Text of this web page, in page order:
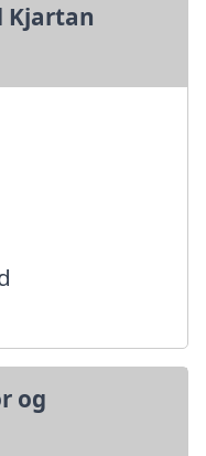
Kjartan
og